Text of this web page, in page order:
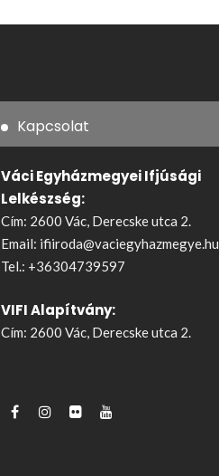
Kapcsolat
Váci Egyházmegyei Ifjúsági
Lelkészség:
Cím: 2600 Vác, Derecske utca 2.
Email: ifiiroda@vaciegyhazmegye.hu
Tel.: +36304739597
VIFI Alapítvány:
Cím: 2600 Vác, Derecske utca 2.